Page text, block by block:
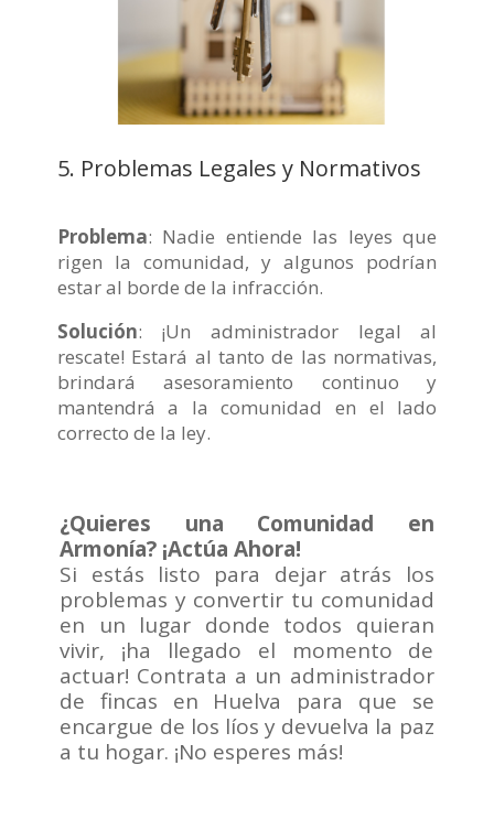
5. Problemas Legales y Normativos
Problema: Nadie entiende las leyes que
rigen la comunidad, y algunos podrían
estar al borde de la infracción.
Solución: ¡Un administrador legal al
rescate! Estará al tanto de las normativas,
brindará asesoramiento continuo y
mantendrá a la comunidad en el lado
correcto de la ley.
¿Quieres una Comunidad en
Armonía? ¡Actúa Ahora!
Si estás listo para dejar atrás los
problemas y convertir tu comunidad
en un lugar donde todos quieran
vivir, ¡ha llegado el momento de
actuar! Contrata a un administrador
de fincas en Huelva para que se
encargue de los líos y devuelva la paz
a tu hogar. ¡No esperes más!